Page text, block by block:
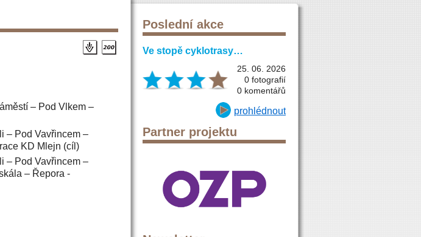
– Pod Vlkem –
– Pod Vavřincem –
KD Mlejn (cíl)
– Pod Vavřincem –
– Řepora -
Poslední akce
Ve stopě cyklotrasy…
25. 06. 2026
0 fotografií
0 komentářů
prohlédnout
Partner projektu